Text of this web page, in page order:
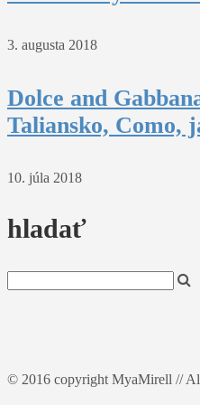
3. augusta 2018
Dolce and
Taliansko, Como,
10. júla 2018
hladať
© 2016 copyright MyaMirell //